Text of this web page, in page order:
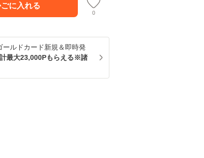
に入れる
0
ールドカード新規＆即時発
最大23,000Pもらえる※諸